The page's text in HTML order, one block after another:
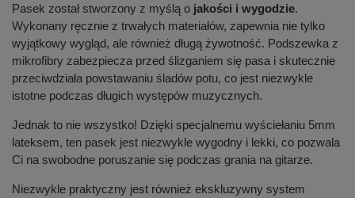
Pasek został stworzony z myślą o jakości i wygodzie.
Wykonany ręcznie z trwałych materiałów, zapewnia nie tylko
wyjątkowy wygląd, ale również długą żywotność. Podszewka z
mikrofibry zabezpiecza przed ślizganiem się pasa i skutecznie
przeciwdziała powstawaniu śladów potu, co jest niezwykle
istotne podczas długich występów muzycznych.
Jednak to nie wszystko! Dzięki specjalnemu wyściełaniu 5mm
lateksem, ten pasek jest niezwykle wygodny i lekki, co pozwala
Ci na swobodne poruszanie się podczas grania na gitarze.
Niezwykle praktyczny jest również ekskluzywny system